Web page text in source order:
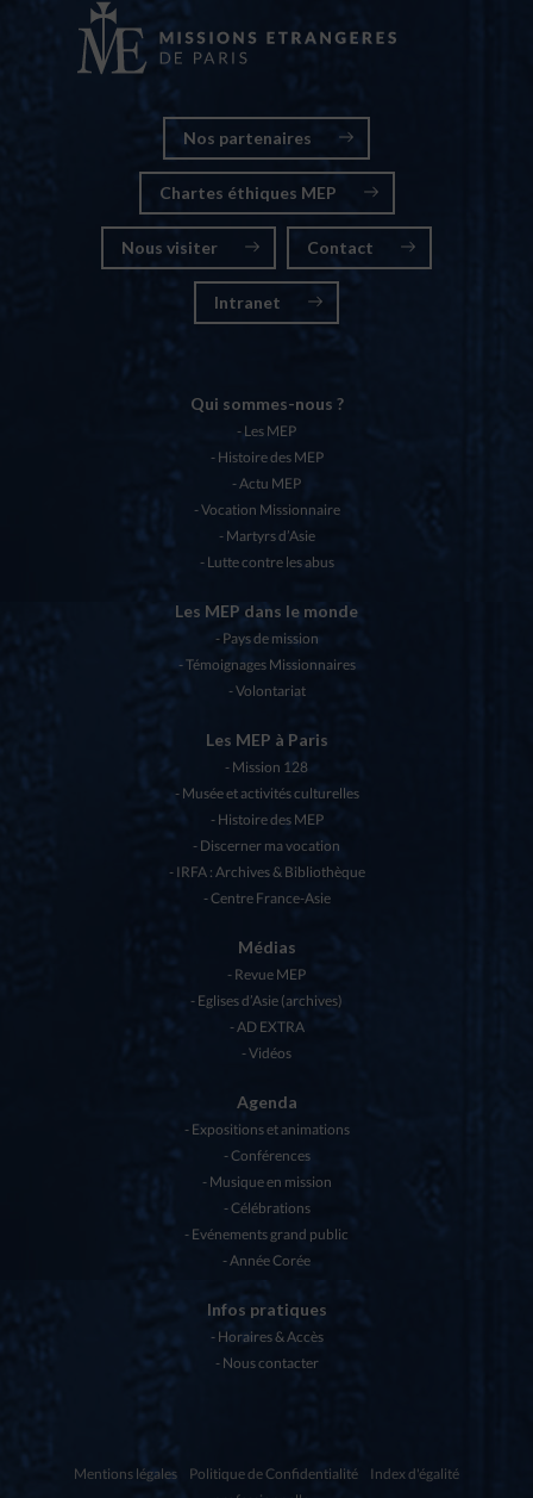
Nos partenaires
Chartes éthiques MEP
Nous visiter Contact
Intranet
Qui sommes-nous ?
Les MEP
Histoire des MEP
Actu MEP
Vocation Missionnaire
Martyrs d’Asie
Lutte contre les abus
Les MEP dans le monde
Pays de mission
Témoignages Missionnaires
Volontariat
Les MEP à Paris
Mission 128
Musée et activités culturelles
Histoire des MEP
Discerner ma vocation
IRFA : Archives & Bibliothèque
Centre France-Asie
Médias
Revue MEP
Eglises d’Asie (archives)
AD EXTRA
Vidéos
Agenda
Expositions et animations
Conférences
Musique en mission
Célébrations
Evénements grand public
Année Corée
Infos pratiques
Horaires & Accès
Nous contacter
Mentions légales Politique de Confidentialité
Index d'égalité